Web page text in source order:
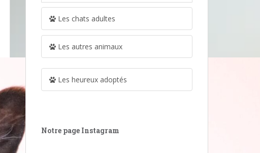
Les chats adultes
Les autres animaux
Les heureux adoptés
Notre page Instagram